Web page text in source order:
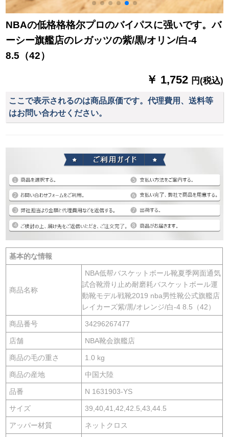
NBAの低格格格尔プロのバイパスに强いです。バ
ーシー旗艦店のレガッツの紫/黒/オリン/白-4
8.5（42）
￥ 1,752 円(税込)
ここで表示されるのは商品原価です。代理費用、送料等
はお問い合わせください。
基本的な情報
商品名称
NBA低帮バスケットボール靴夏季网面通気
試合靴滑り止め耐磨耗バスケットボール運
動靴モデル戦靴2019 nba男性靴公式旗艦店
レイカーズ紫/黒/オレンジ/白-4 8.5（42）
商品番号 34296267477
店舗 NBA靴会旗艦店
商品の毛の重さ 1.0 kg
商品の産地 中国大陸
品番 N 1631903-YS
サイズ 39,40,41,42,42.5,43,44.5
アッパー材質 ネットクロス